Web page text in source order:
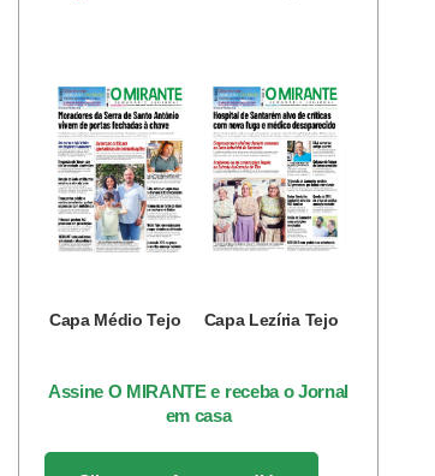
Capa Médio Tejo Capa Lezíria Tejo
Assine O MIRANTE e receba o Jornal
em casa